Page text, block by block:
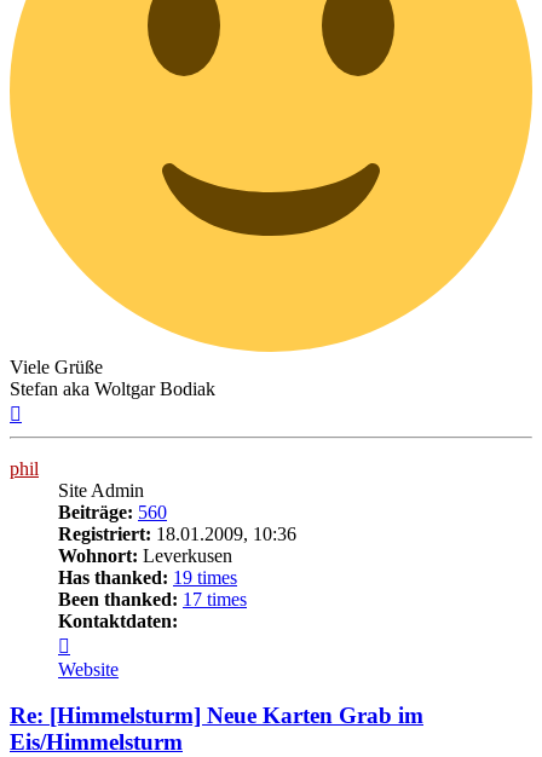
Viele Grüße
Stefan aka Woltgar Bodiak
phil
Site Admin
Beiträge: 560
Registriert: 18.01.2009, 10:36
Wohnort: Leverkusen
Has thanked: 19 times
Been thanked: 17 times
Kontaktdaten:
von
phil
Website
Re: [Himmelsturm] Neue Karten Grab im
Eis/Himmelsturm